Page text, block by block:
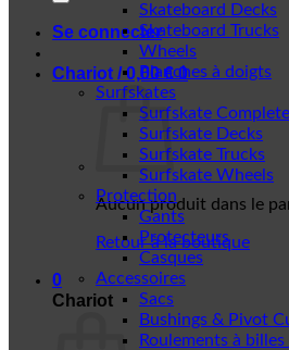
Se connecter
Chariot /0,00€ 0
Aucun produit dans le
Retour à la boutique
0
Chariot
Skateboard Decks
Skateboard Trucks
Wheels
Planches à doigts
Surfskates
Surfskate
Surfskate Decks
Surfskate Trucks
Surfskate Wheels
Protection
Gants
Protecteurs
Casques
Accessoires
Sacs
Bushings & Pivot
Roulements à